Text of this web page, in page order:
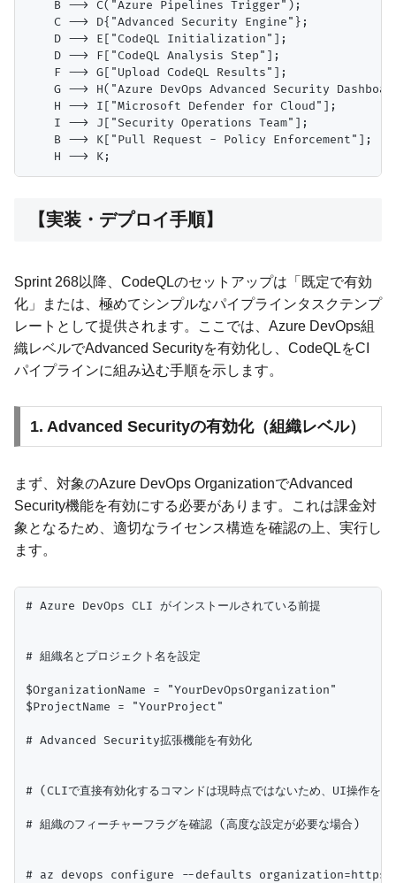
    B --> C("Azure Pipelines Trigger");
    C --> D{"Advanced Security Engine"};
    D --> E["CodeQL Initialization"];
    D --> F["CodeQL Analysis Step"];
    F --> G["Upload CodeQL Results"];
G --> H("Azure DevOps Advanced Security
    H --> I["Microsoft Defender for Cloud"];
    I --> J["Security Operations Team"];
    B --> K["Pull Request - Policy Enforcement"];
【実装・デプロイ手順】
Sprint 268以降、CodeQLのセットアップは「既定で有効
化」または、極めてシンプルなパイプラインタスクテンプ
レートとして提供されます。ここでは、Azure DevOps組
織レベルでAdvanced Securityを有効化し、CodeQLをCI
パイプラインに組み込む手順を示します。
1. Advanced Securityの有効化（組織レベル）
まず、対象のAzure DevOps OrganizationでAdvanced
Security機能を有効にする必要があります。これは課金対
象となるため、適切なライセンス構造を確認の上、実行し
ます。
# Azure DevOps CLI がインストールされている前提
# 組織名とプロジェクト名を設定
$OrganizationName = "YourDevOpsOrganization"
$ProjectName = "YourProject"
# Advanced Security拡張機能を有効化
# (CLIで直接有効化するコマンドは現時点ではないため、UI操作を
# 組織のフィーチャーフラグを確認 (高度な設定が必要な場合)
# az devops configure --defaults organization=https://